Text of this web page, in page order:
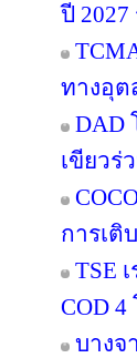
ปี
ทางอุต
DAD
เขียวร่
การเติ
TSE
COD
บางจ